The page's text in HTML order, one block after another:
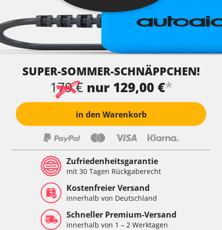
SUPER-SOMMER-SCHNÄPPCHEN!
179 € nur 129,00 €*
in den Warenkorb
Zufriedenheitsgarantie
mit 30 Tagen Rückgaberecht
Kostenfreier Versand
innerhalb von Deutschland
Schneller Premium-Versand
innerhalb von 1 – 2 Werktagen